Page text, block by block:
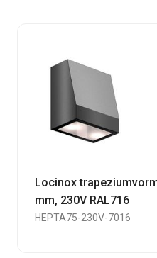
Locinox
mm, 230V RAL716
HEPTA75-230V-7016